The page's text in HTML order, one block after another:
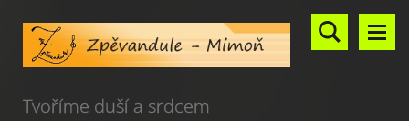
Tvoříme duší a srdcem